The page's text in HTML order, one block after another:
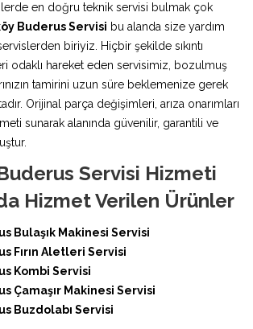
en doğru teknik servisi bulmak çok
Buderus Servisi bu alanda size yardım
biriyiz. Hiçbir şekilde sıkıntı
odaklı hareket eden servisimiz, bozulmuş
tamirini uzun süre beklemenize gerek
Orijinal parça değişimleri, arıza onarımları
sunarak alanında güvenilir, garantili ve
Servisi Hizmeti
Hizmet Verilen Ürünler
Bulaşık Makinesi Servisi
Fırın Aletleri Servisi
Kombi Servisi
Çamaşır Makinesi Servisi
Buzdolabı Servisi